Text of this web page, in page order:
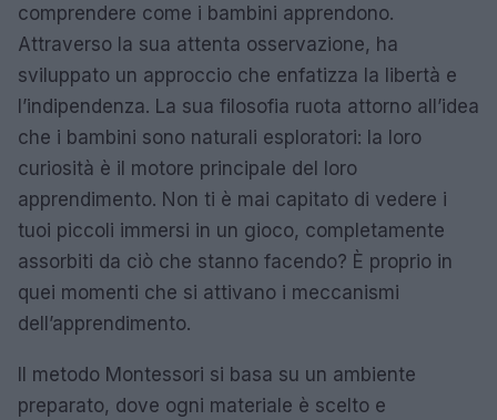
comprendere come i bambini apprendono.
Attraverso la sua attenta osservazione, ha
sviluppato un approccio che enfatizza la libertà e
l’indipendenza. La sua filosofia ruota attorno all’idea
che i bambini sono naturali esploratori: la loro
curiosità è il motore principale del loro
apprendimento. Non ti è mai capitato di vedere i
tuoi piccoli immersi in un gioco, completamente
assorbiti da ciò che stanno facendo? È proprio in
quei momenti che si attivano i meccanismi
dell’apprendimento.
Il metodo Montessori si basa su un ambiente
preparato, dove ogni materiale è scelto e